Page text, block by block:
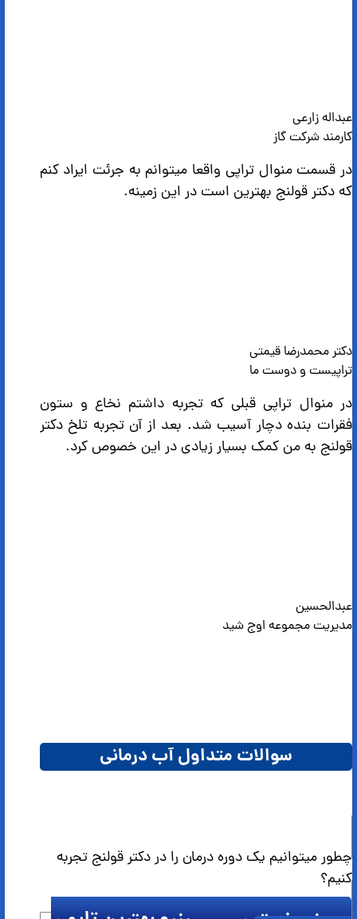
عبداله زارعی
کارمند شرکت گاز
در قسمت منوال تراپی واقعا میتوانم به جرئت ایراد کنم
که دکتر قولنج بهترین است در این زمینه.
دکتر محمدرضا قیمتی
تراپیست و دوست ما
در منوال تراپی قبلی که تجربه داشتم نخاع و ستون
فقرات بنده دچار آسیب شد. بعد از آن تجربه تلخ دکتر
قولنج به من کمک بسیار زیادی در این خصوص کرد.
عبدالحسین
مدیریت مجموعه اوج شید
سوالات متداول آب درمانی
چطور میتوانیم یک دوره درمان را در دکتر قولنج تجربه
کنیم؟